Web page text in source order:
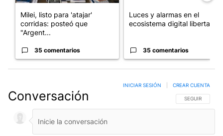
Milei, listo para 'atajar'
corridas: posteó que
"Argent...
35 comentarios
Luces y alarmas en el
ecosistema digital libertario
35 comentarios
Conversación SIGA ESTA
SEGUIR
INICIAR SESIÓN CREAR CUENTA